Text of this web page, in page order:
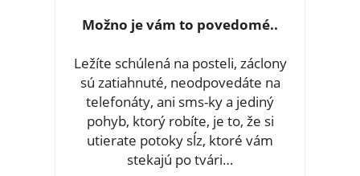
Možno je vám to povedomé..
Ležíte schúlená na posteli, záclony
sú zatiahnuté, neodpovedáte na
telefonáty, ani sms-ky a jediný
pohyb, ktorý robíte, je to, že si
utierate potoky sĺz, ktoré vám
stekajú po tvári…